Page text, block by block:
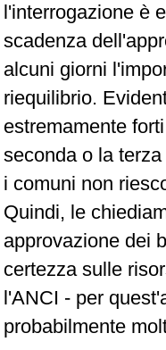
l'interrogazione è
scadenza
alcuni giorni
riequilibrio.
estremamente
seconda o la
i comuni non
Quindi, le
approvazione dei
certezza sulle
l'ANCI - per
probabilmente